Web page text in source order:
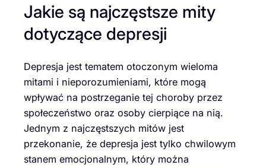
Jakie są najczęstsze mity
dotyczące depresji
Depresja jest tematem otoczonym wieloma
mitami i nieporozumieniami, które mogą
wpływać na postrzeganie tej choroby przez
społeczeństwo oraz osoby cierpiące na nią.
Jednym z najczęstszych mitów jest
przekonanie, że depresja jest tylko chwilowym
stanem emocjonalnym, który można